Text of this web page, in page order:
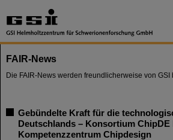
FAIR-News
Die FAIR-News werden freundlicherweise von GSI
Gebündelte Kraft für die
Deutschlands – Konsortium
Kompetenzzentrum Chipdesign